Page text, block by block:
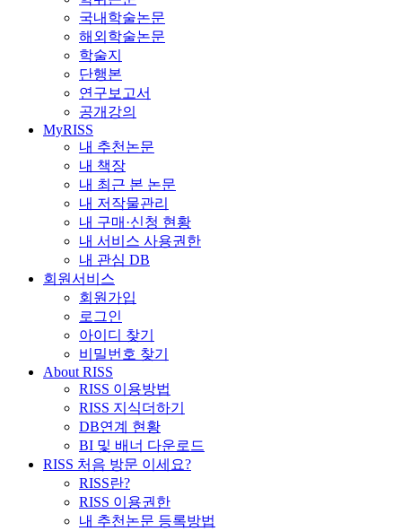
국내학술논문
해외학술논문
학술지
단행본
연구보고서
공개강의
MyRISS
내 추천논문
내 책장
내 최근 본 논문
내 저작물관리
내 구매·신청 현황
내 서비스 사용권한
내 관심 DB
회원서비스
회원가입
로그인
아이디 찾기
비밀번호 찾기
About RISS
RISS 이용방법
RISS 지식더하기
DB연계 현황
BI 및 배너 다운로드
RISS 처음 방문 이세요?
RISS란?
RISS 이용권한
내 추천논문 등록방법